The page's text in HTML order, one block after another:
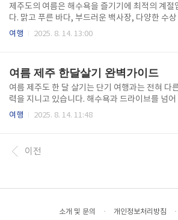
리 잡았습니다. 특히 여름철에는 탁 트인 바다 뷰
한적한 숲 속 카페, 전통과 현대가 조화를 이룬 독
인 카페들이 여행의 재미를 배가시킵니다. 본 글에
여름 제주도 카페 투어를 위한 추천 장소와 여행 팁
페 문화의 특별..
제주도의 여름은 해수욕을 즐기기에 최적의 계절
다. 맑고 푸른 바다, 부드러운 백사장, 다양한 수
비티가 여행객을 유혹하지만, 안전 수칙을 지키지
여름철 제주 해수욕장을 안전하게 즐기기 위한 필
칙과 더불어 잘 알려지지 않은 숨은 해변 명소를 소
니다. 구명조끼 착용, 해양기상 정보 확인, 안전 부
에서의 수영 등 기본적인 안전 원칙뿐 아니라, 응급
황 시 대처 요령까지 포함했습니다. 또한 유명 해수
여, 여행의 특별함을 한층 높일 수 있도록 돕겠습니
여름 제주 해수욕의..
여행 2025. 8. 14. 13:00
여름 제주 한달살기 완벽가이드
여름 제주도 한 달 살기는 단기 여행과는 전혀 다
력을 지니고 있습니다. 해수욕과 드라이브를 넘어
속에 제주를 녹여내는 경험이 가능하며, 섬의 날씨
지역 커뮤니티와의 관계 등 다양한 준비 요소가 필
니다. 본 글에서는 여름 시즌에 제주 한 달 살기를
모두 담았습니다. 장기 거주를 계획하는 이들에게
며 지낼 수 있도록 돕는 것을 목표로 합니다. 이 글
여행 2025. 8. 14. 11:48
이전
소개 및 문의 · 개인정보처리방침 ·